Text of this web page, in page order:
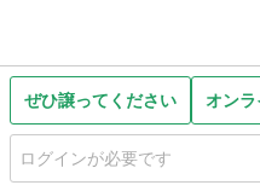
ぜひ譲ってください オン